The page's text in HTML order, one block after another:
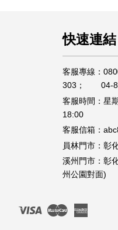
快速連結
客服專線：
303； 04-
客服時間：星
18:00
客服信箱：
員林門市：彰
溪州門市：彰
州公園對面)
Visa Master